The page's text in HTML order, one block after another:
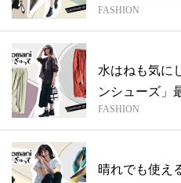
て！【...
FASHION
水はねも気に
ンシューズ」
デ】
FASHION
晴れでも使え